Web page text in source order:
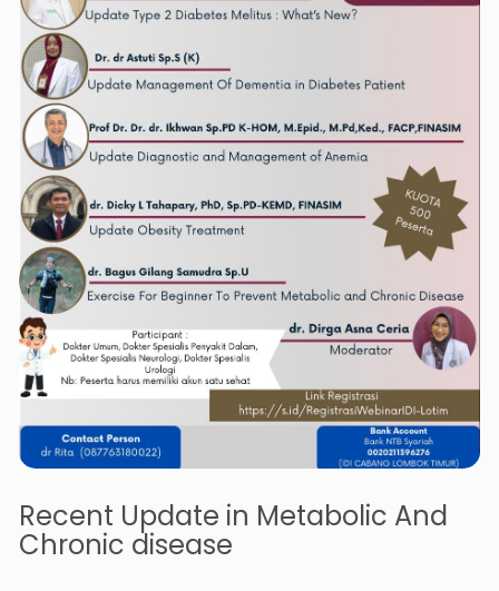
Recent Update in Metabolic And
Chronic disease